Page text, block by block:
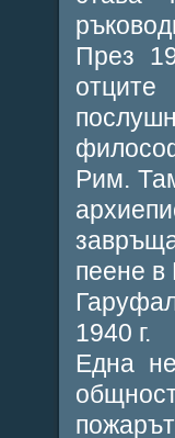
През
Рим.
пеене в
1940 г.
Една